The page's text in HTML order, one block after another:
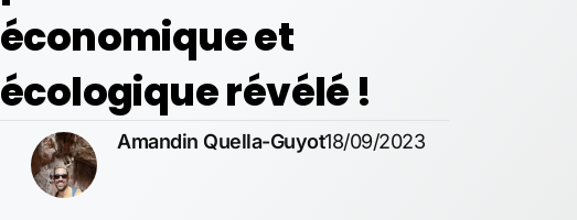
économique et
écologique révélé !
Amandin Quella-Guyot18/09/2023